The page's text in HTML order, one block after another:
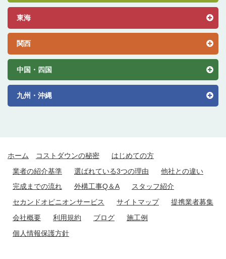
東海
関西
中国・四国
九州・沖縄
ホーム コストダウンの秘密
はじめての方
業者の紹介基準
選ばれている3つの理由
他社との違い
完成までの流れ
外構工事Q＆A
スタッフ紹介
セカンドオピニオンサービス
サイトマップ
提携業者募集
会社概要
利用規約 ブログ
施工例
個人情報保護方針